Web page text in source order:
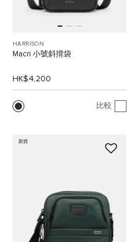
HARRISON
Macri 小號斜揹袋
HK$4,200
比較
新貨